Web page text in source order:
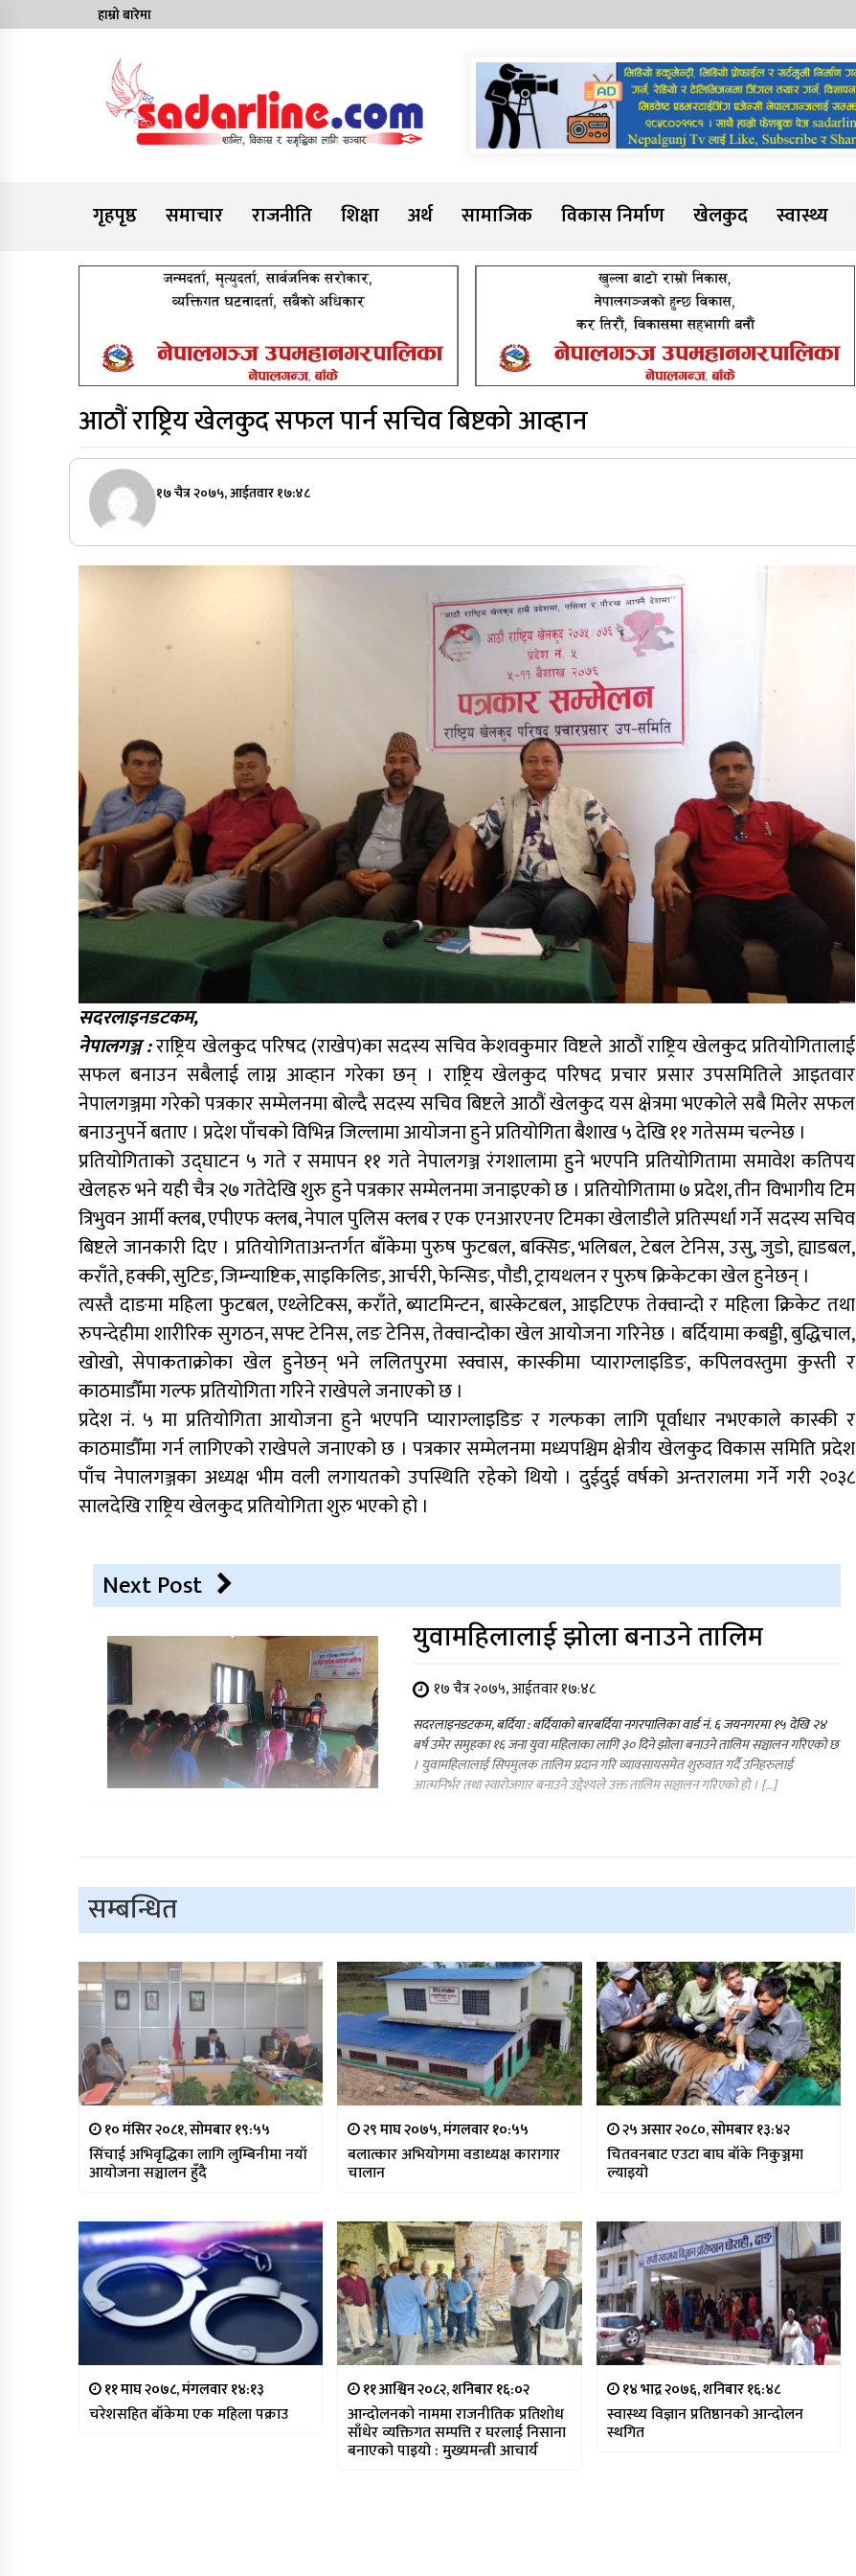
to
हाम्रो बारेमा
Sadarline
गृहपृष्ठ
समाचार राजनीति शिक्षा अर्थ सामाजिक विकास निर्माण खेलकुद स्वास्थ्य
आठौं राष्ट्रिय खेलकुद सफल पार्न सचिव बिष्टको आव्हान
१७ चैत्र २०७५, आईतवार १७:४८
सदरलाइनडटकम,
नेपालगञ्ज :राष्ट्रिय खेलकुद परिषद (राखेप)का सदस्य सचिव केशवकुमार विष्टले आठौं राष्ट्रिय खेलकुद प्रतियोगितालाई
सफल बनाउन सबैलाई लाग्न आव्हान गरेका छन् । राष्ट्रिय खेलकुद परिषद प्रचार प्रसार उपसमितिले आइतवार
नेपालगञ्जमा गरेको पत्रकार सम्मेलनमा बोल्दै सदस्य सचिव बिष्टले आठौं खेलकुद यस क्षेत्रमा भएकोले सबै मिलेर सफल
बनाउनुपर्ने बताए । प्रदेश पाँचको विभिन्न जिल्लामा आयोजना हुने प्रतियोगिता बैशाख ५ देखि ११ गतेसम्म चल्नेछ ।
प्रतियोगिताको उद्घाटन ५ गते र समापन ११ गते नेपालगञ्ज रंगशालामा हुने भएपनि प्रतियोगितामा समावेश कतिपय
खेलहरु भने यही चैत्र २७ गतेदेखि शुरु हुने पत्रकार सम्मेलनमा जनाइएको छ । प्रतियोगितामा ७ प्रदेश, तीन विभागीय टिम
त्रिभुवन आर्मी क्लब, एपीएफ क्लब, नेपाल पुलिस क्लब र एक एनआरएनए टिमका खेलाडीले प्रतिस्पर्धा गर्ने सदस्य सचिव
बिष्टले जानकारी दिए । प्रतियोगिताअन्तर्गत बाँकेमा पुरुष फुटबल, बक्सिङ, भलिबल, टेबल टेनिस, उसु, जुडो, ह्याडबल,
कराँते, हक्की, सुटिङ, जिम्न्याष्टिक, साइकिलिङ, आर्चरी, फेन्सिङ, पौडी, ट्रायथलन र पुरुष क्रिकेटका खेल हुनेछन् ।
त्यस्तै दाङमा महिला फुटबल, एथ्लेटिक्स, कराँते, ब्याटमिन्टन, बास्केटबल, आइटिएफ तेक्वान्दो र महिला क्रिकेट तथा
रुपन्देहीमा शारीरिक सुगठन, सफ्ट टेनिस, लङ टेनिस, तेक्वान्दोका खेल आयोजना गरिनेछ । बर्दियामा कबड्डी, बुद्धिचाल,
खोखो, सेपाकताक्रोका खेल हुनेछन् भने ललितपुरमा स्क्वास, कास्कीमा प्याराग्लाइडिङ, कपिलवस्तुमा कुस्ती र
काठमाडौँमा गल्फ प्रतियोगिता गरिने राखेपले जनाएको छ ।
प्रदेश नं. ५ मा प्रतियोगिता आयोजना हुने भएपनि प्याराग्लाइडिङ र गल्फका लागि पूर्वाधार नभएकाले कास्की र
काठमाडौँमा गर्न लागिएको राखेपले जनाएको छ । पत्रकार सम्मेलनमा मध्यपश्चिम क्षेत्रीय खेलकुद विकास समिति प्रदेश
पाँच नेपालगञ्जका अध्यक्ष भीम वली लगायतको उपस्थिति रहेको थियो । दुईदुई वर्षको अन्तरालमा गर्ने गरी २०३८
सालदेखि राष्ट्रिय खेलकुद प्रतियोगिता शुरु भएको हो ।
Next Post
युवामहिलालाई झोला बनाउने तालिम
१७ चैत्र २०७५, आईतवार १७:४८
सदरलाइनडटकम, बर्दिया : बर्दियाको बारबर्दिया नगरपालिका वार्ड नं. ६ जयनगरमा १५ देखि २४
बर्ष उमेर समुहका १६ जना युवा महिलाका लागि ३० दिने झोला बनाउने तालिम सञ्चालन गरिएको छ
। युवामहिलालाई सिपमुलक तालिम प्रदान गरि व्यावसायसमेत शुरुवात गर्दै उनिहरुलाई
आत्मनिर्भर तथा स्वारोजगार बनाउने उद्देश्यले उक्त तालिम सञ्चालन गरिएको हो । […]
सम्बन्धित
१० मंसिर २०८१, सोमबार १९:५५
सिंचाई अभिवृद्धिका लागि लुम्बिनीमा नयाँ
आयोजना सञ्चालन हुँदै
२९ माघ २०७५, मंगलवार १०:५५
बलात्कार अभियोगमा वडाध्यक्ष कारागार
चालान
२५ असार २०८०, सोमबार १३:४२
चितवनबाट एउटा बाघ बाँके निकुञ्जमा
ल्याइयो
११ माघ २०७८, मंगलवार १४:१३
चरेशसहित बाँकेमा एक महिला पक्राउ
११ आश्विन २०८२, शनिबार १६:०२
आन्दोलनको नाममा राजनीतिक प्रतिशोध
साँधेर व्यक्तिगत सम्पत्ति र घरलाई निसाना
बनाएको पाइयो : मुख्यमन्त्री आचार्य
१४ भाद्र २०७६, शनिबार १६:४८
स्वास्थ्य विज्ञान प्रतिष्ठानको आन्दोलन
स्थगित